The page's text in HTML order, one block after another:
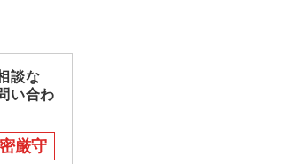
談な
い合わ
厳守